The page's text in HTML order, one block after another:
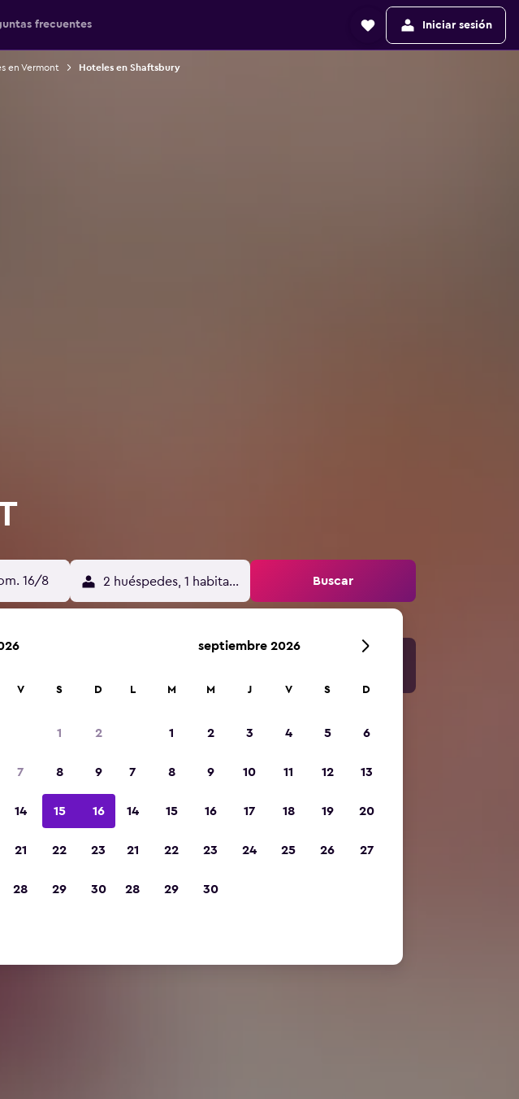
frecuentes Iniciar sesión
en Vermont Hoteles en Shaftsbury
16/8 2 huéspedes, 1 habitación Buscar
V S D
1 2
7 8 9
14 15 16
21 22 23
28 29 30
septiembre 2026
L M M J V S D
1 2 3 4 5 6
7 8 9 10 11 12 13
14 15 16 17 18 19 20
21 22 23 24 25 26 27
28 29 30